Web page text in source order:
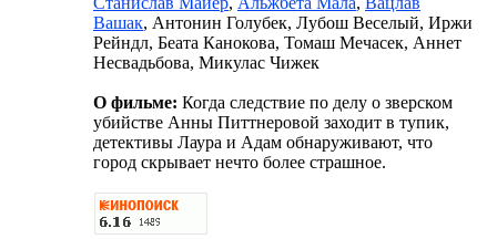
Вашак, Антонин Голубек, Лубош Веселый, Иржи
Рейндл, Беата Канокова, Томаш Мечасек, Аннет
Несвадьбова, Микулас Чижек
О фильме: Когда следствие по делу о зверском
убийстве Анны Питтнеровой заходит в тупик,
детективы Лаура и Адам обнаруживают, что
город скрывает нечто более страшное.